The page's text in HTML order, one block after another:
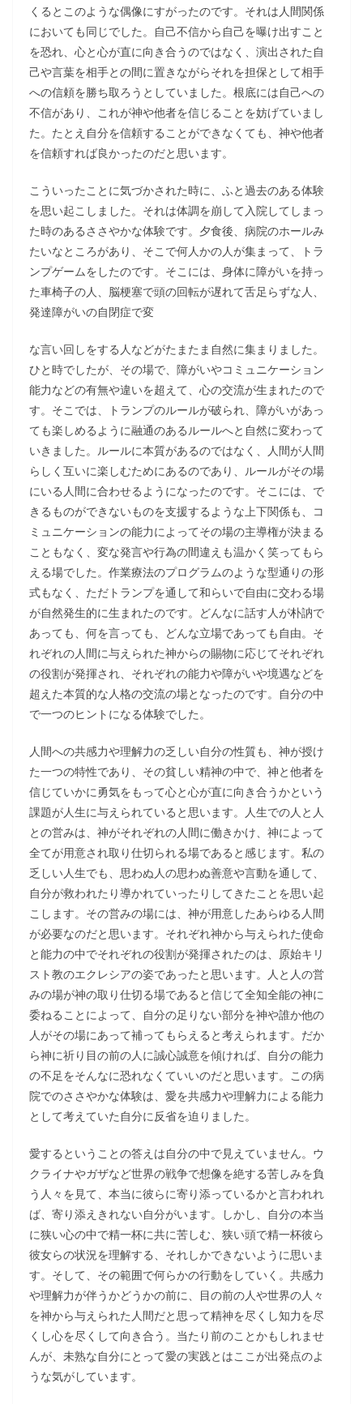
くるとこのような偶像にすがったのです。それは人間関係
においても同じでした。自己不信から自己を曝け出すこと
を恐れ、心と心が直に向き合うのではなく、演出された自
己や言葉を相手との間に置きながらそれを担保として相手
への信頼を勝ち取ろうとしていました。根底には自己への
不信があり、これが神や他者を信じることを妨げていまし
た。たとえ自分を信頼することができなくても、神や他者
を信頼すれば良かったのだと思います。
こういったことに気づかされた時に、ふと過去のある体験
を思い起こしました。それは体調を崩して入院してしまっ
た時のあるささやかな体験です。夕食後、病院のホールみ
たいなところがあり、そこで何人かの人が集まって、トラ
ンプゲームをしたのです。そこには、身体に障がいを持っ
た車椅子の人、脳梗塞で頭の回転が遅れて舌足らずな人、
発達障がいの自閉症で変
な言い回しをする人などがたまたま自然に集まりました。
ひと時でしたが、その場で、障がいやコミュニケーション
能力などの有無や違いを超えて、心の交流が生まれたので
す。そこでは、トランプのルールが破られ、障がいがあっ
ても楽しめるように融通のあるルールへと自然に変わって
いきました。ルールに本質があるのではなく、人間が人間
らしく互いに楽しむためにあるのであり、ルールがその場
にいる人間に合わせるようになったのです。そこには、で
きるものができないものを支援するような上下関係も、コ
ミュニケーションの能力によってその場の主導権が決まる
こともなく、変な発言や行為の間違えも温かく笑ってもら
える場でした。作業療法のプログラムのような型通りの形
式もなく、ただトランプを通して和らいで自由に交わる場
が自然発生的に生まれたのです。どんなに話す人が朴訥で
あっても、何を言っても、どんな立場であっても自由。そ
れぞれの人間に与えられた神からの賜物に応じてそれぞれ
の役割が発揮され、それぞれの能力や障がいや境遇などを
超えた本質的な人格の交流の場となったのです。自分の中
で一つのヒントになる体験でした。
人間への共感力や理解力の乏しい自分の性質も、神が授け
た一つの特性であり、その貧しい精神の中で、神と他者を
信じていかに勇気をもって心と心が直に向き合うかという
課題が人生に与えられていると思います。人生での人と人
との営みは、神がそれぞれの人間に働きかけ、神によって
全てが用意され取り仕切られる場であると感じます。私の
乏しい人生でも、思わぬ人の思わぬ善意や言動を通して、
自分が救われたり導かれていったりしてきたことを思い起
こします。その営みの場には、神が用意したあらゆる人間
が必要なのだと思います。それぞれ神から与えられた使命
と能力の中でそれぞれの役割が発揮されたのは、原始キリ
スト教のエクレシアの姿であったと思います。人と人の営
みの場が神の取り仕切る場であると信じて全知全能の神に
委ねることによって、自分の足りない部分を神や誰か他の
人がその場にあって補ってもらえると考えられます。だか
ら神に祈り目の前の人に誠心誠意を傾ければ、自分の能力
の不足をそんなに恐れなくていいのだと思います。この病
院でのささやかな体験は、愛を共感力や理解力による能力
として考えていた自分に反省を迫りました。
愛するということの答えは自分の中で見えていません。ウ
クライナやガザなど世界の戦争で想像を絶する苦しみを負
う人々を見て、本当に彼らに寄り添っているかと言われれ
ば、寄り添えきれない自分がいます。しかし、自分の本当
に狭い心の中で精一杯に共に苦しむ、狭い頭で精一杯彼ら
彼女らの状況を理解する、それしかできないように思いま
す。そして、その範囲で何らかの行動をしていく。共感力
や理解力が伴うかどうかの前に、目の前の人や世界の人々
を神から与えられた人間だと思って精神を尽くし知力を尽
くし心を尽くして向き合う。当たり前のことかもしれませ
んが、未熟な自分にとって愛の実践とはここが出発点のよ
うな気がしています。